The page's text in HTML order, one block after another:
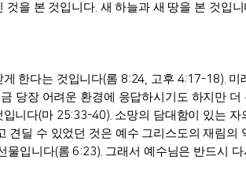
것을 본 것입니다. 새 하늘과 새 땅을 본 것입니
한다는 것입니다(롬 8:24, 고후 4:17-18). 미
당장 어려운 환경에 응답하시기도 하지만 더
입니다(마 25:33-40). 소망의 담대함이 있는 자
견딜 수 있었던 것은 예수 그리스도의 재림의
물입니다(롬6:23). 그래서 예수님은 반드시 다